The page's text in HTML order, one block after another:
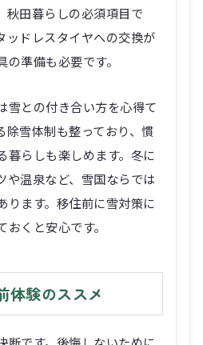
秋田暮らしの必須項目で
ッドレスタイヤへの交換が
準備も必要です。
雪との付き合い方を心得て
除雪体制も整っており、慣
暮らしも楽しめます。冬に
や温泉など、雪国ならでは
ります。移住前に雪対策に
くと安心です。
体験のススメ
断です。後悔しないために